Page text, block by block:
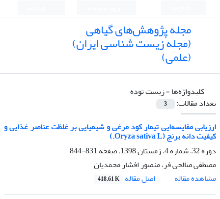
مجله پژوهش‌های گیاهی
(مجله زیست شناسی ایران)
(علمی)
کلیدواژه‌ها =زیست توده
تعداد مقالات:
3
ارزیابی مقایسه‌ایی تیمار کود مرغی و شیمیایی بر غلظت عناصر غذایی و
کیفیت دانه برنج (Oryza sativa L.)
دوره 32، شماره 4، زمستان 1398، صفحه
831-844
مصطفی صالحی فر، منصور افشار محمدیان
مشاهده مقاله
اصل مقاله 418.61 K